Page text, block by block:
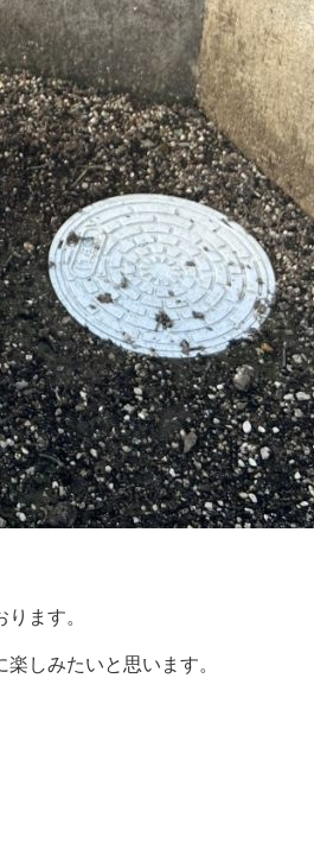
ます。
しみたいと思います。